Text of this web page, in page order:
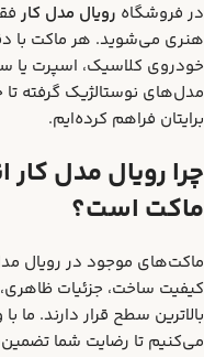
در فروشگاه رویال مدل کار
هنری می‌شوید. هر ماکت با
خودروی کلاسیک، اسپرت یا
مدل‌های نوستالژیک گرفته تا
برایتان فراهم کرده‌ایم.
چرا رویال مدل کار
ماکت است؟
ماکت‌های موجود در رویال
کیفیت ساخت، جزئیات
بالاترین سطح قرار دارند.
می‌کنیم تا رضایت شما